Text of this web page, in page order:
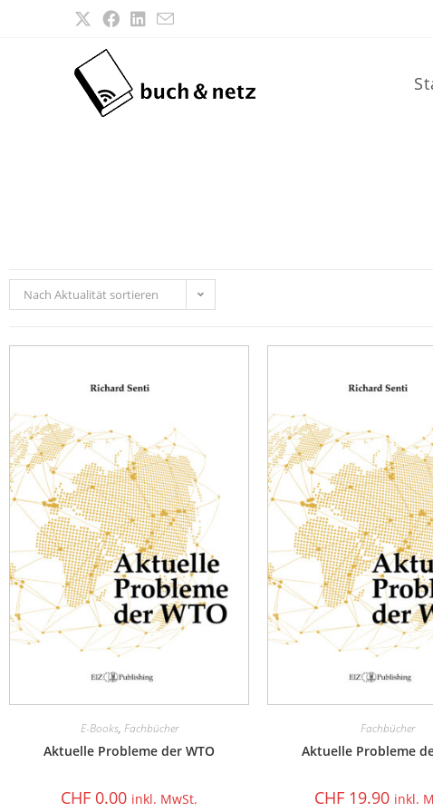
Nach Aktualität sortieren
E-Books, Fachbücher
Aktuelle Probleme der WTO
CHF 0.00 inkl. MwSt.
Fachbücher
Aktuelle Probleme
CHF 19.90 inkl.